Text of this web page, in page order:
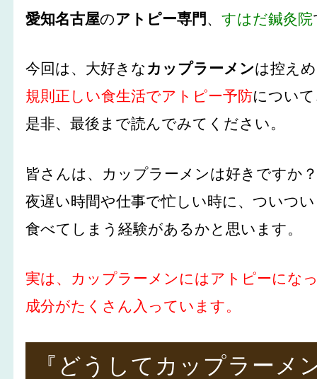
愛知名古屋のアトピー専門 、すはだ鍼灸院
今回は、大好きなカップラーメンは控え
規則正しい食生活でアトピー予防につい
是非、最後まで読んでみてください。
皆さんは、カップラーメンは好きですか
夜遅い時間や仕事で忙しい時に、ついつい
食べてしまう経験があるかと思います。
実は、カップラーメンにはアトピーにな
成分がたくさん入っています。
『どうしてカップラーメ